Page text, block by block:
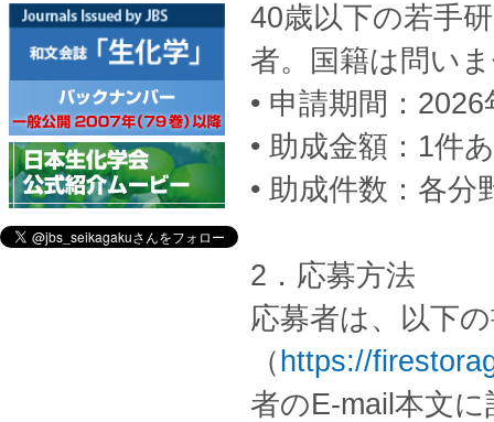
40歳以下の若手
者。国籍は問い
• 申請期間：
• 助成金額：1件
• 助成件数：各分
2．応募方法
応募者は、以下
（ https://
者のE-mail本文